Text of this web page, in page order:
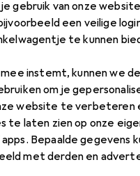
gebruik van onze
een veilige
te kunnen
instemt, kunnen we
om je
website te verbeteren
te laten zien op onze
Bepaalde gegevens
met derden en
White Label Living
E27
voor